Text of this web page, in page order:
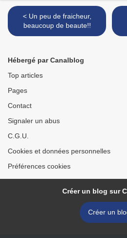
< Un peu de fraicheur,
beaucoup de beaute!!
Hébergé par Canalblog
Top articles
Pages
Contact
Signaler un abus
C.G.U.
Cookies et données personnelles
Préférences cookies
Créer un blog sur
Créer un